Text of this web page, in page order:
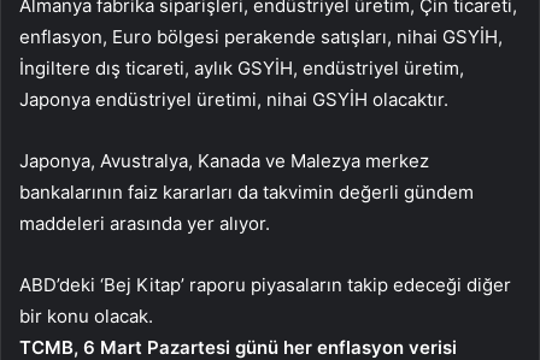
Almanya fabrika siparişleri, endüstriyel üretim, Çin ticareti,
enflasyon, Euro bölgesi perakende satışları, nihai GSYİH,
İngiltere dış ticareti, aylık GSYİH, endüstriyel üretim,
Japonya endüstriyel üretimi, nihai GSYİH olacaktır.
Japonya, Avustralya, Kanada ve Malezya merkez
bankalarının faiz kararları da takvimin değerli gündem
maddeleri arasında yer alıyor.
ABD’deki ‘Bej Kitap’ raporu piyasaların takip edeceği diğer
bir konu olacak.
TCMB, 6 Mart Pazartesi günü her enflasyon verisi